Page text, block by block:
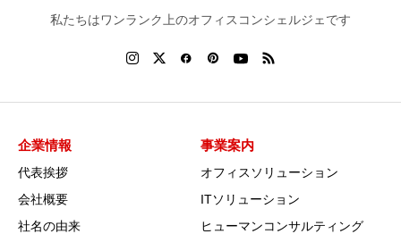
私たちはワンランク上のオフィスコンシェルジェです
企業情報
代表挨拶
会社概要
社名の由来
事業案内
オフィスソリューション
ITソリューション
ヒューマンコンサルティング